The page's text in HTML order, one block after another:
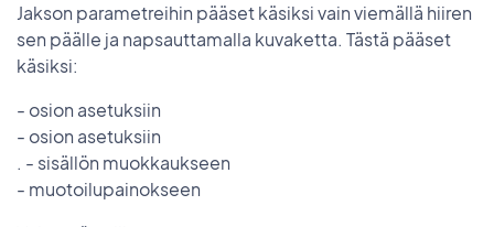
Jakson parametreihin pääset käsiksi vain viemällä hiiren
sen päälle ja napsauttamalla kuvaketta. Tästä pääset
käsiksi:
- osion asetuksiin
- osion asetuksiin
. - sisällön muokkaukseen
- muotoilupainokseen